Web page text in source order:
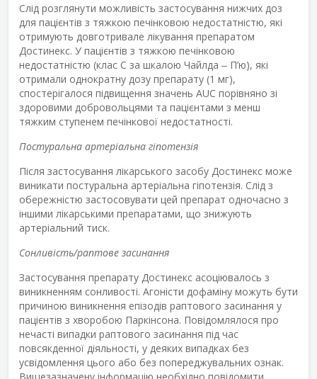
Слід розглянути можливість застосування нижчих доз
для пацієнтів з тяжкою печінковою недостатністю, які
отримують довготривале лікування препаратом
Достинекс. У пацієнтів з тяжкою печінковою
недостатністю (клас С за шкалою Чайлда ‒ П’ю), які
отримали однократну дозу препарату (1 мг),
спостерігалося підвищення значень AUC порівняно зі
здоровими добровольцями та пацієнтами з менш
тяжким ступенем печінкової недостатності.
Постуральна артеріальна гіпотензія
Після застосування лікарського засобу Достинекс може
виникати постуральна артеріальна гіпотензія. Слід з
обережністю застосовувати цей препарат одночасно з
іншими лікарськими препаратами, що знижують
артеріальний тиск.
Сонливість/раптове засинання
Застосування препарату Достинекс асоціювалось з
виникненням сонливості. Агоністи дофаміну можуть бути
причиною виникнення епізодів раптового засинання у
пацієнтів з хворобою Паркінсона. Повідомлялося про
нечасті випадки раптового засинання під час
повсякденної діяльності, у деяких випадках без
усвідомлення цього або без попереджувальних ознак.